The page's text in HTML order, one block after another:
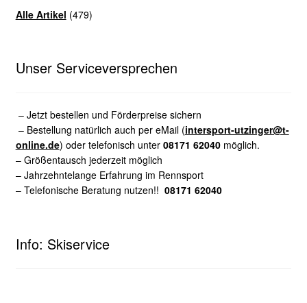
Alle Artikel (479)
Unser Serviceversprechen
– Jetzt bestellen und Förderpreise sichern
– Bestellung natürlich auch per eMail (intersport-utzinger@t-
online.de) oder telefonisch unter08171 62040möglich.
– Größentausch jederzeit möglich
– Jahrzehntelange Erfahrung im Rennsport
– Telefonische Beratung nutzen!! 08171 62040
Info: Skiservice